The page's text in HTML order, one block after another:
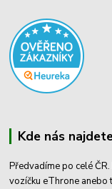
Kde nás
Předvadíme po celé
vozíčku eThrone anebo